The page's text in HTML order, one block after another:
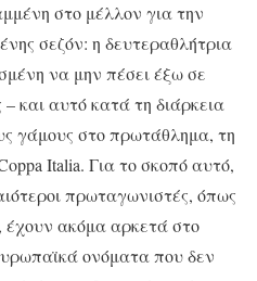
στο μέλλον για την
σεζόν: η δευτεραθλήτρια
να μην πέσει έξω σε
και αυτό κατά τη διάρκεια
γάμους στο πρωτάθλημα, τη
Italia. Για το σκοπό αυτό,
πρωταγωνιστές, όπως
έχουν ακόμα αρκετά στο
ονόματα που δεν